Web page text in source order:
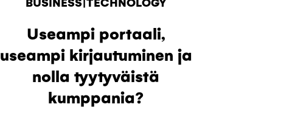
Useampi portaali,
useampi kirjautuminen ja
nolla tyytyväistä
kumppania?